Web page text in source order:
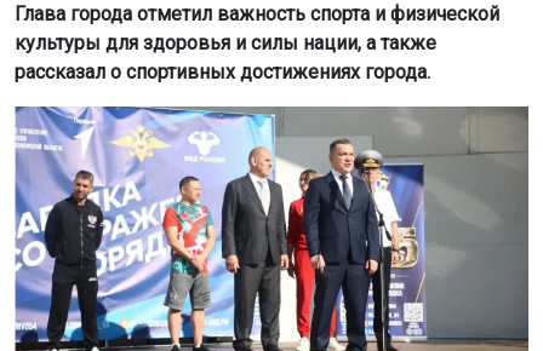
Глава города отметил важность спорта и физической
культуры для здоровья и силы нации, а также
рассказал о спортивных достижениях города.